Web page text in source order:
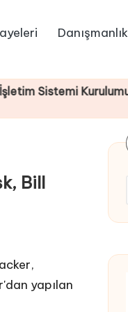
Danışmanlık
Kurulumu
Bill
yapılan